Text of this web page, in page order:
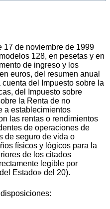
17 de noviembre de 1999
128, en pesetas y en
de ingreso y los
euros, del resumen anual
del Impuesto sobre la
del Impuesto sobre
la Renta de no
a establecimientos
las rentas o rendimientos
de operaciones de
de seguro de vida o
físicos y lógicos para la
de los citados
legible por
Estado» del 20).